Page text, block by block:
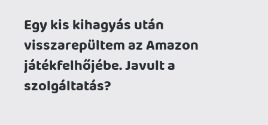
játékkínálat iszonyat gyenge volt, plusz
még a különböző tierek kesze-kuszasága
is elriasztott. Mivel időnként be szoktam
próbálkozni a Prime előfizetéssel, így
most is kaptam az alkalmon, és
megnéztem, miben fejlődött a Luna